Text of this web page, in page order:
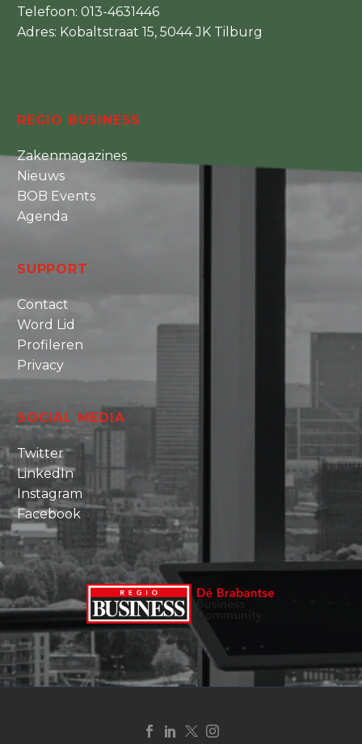
Telefoon: 013-4631446
Adres: Kobaltstraat 15, 5044 JK Tilburg
REGIO BUSINESS
Zakenmagazines
Nieuws
BOB Events
Agenda
SUPPORT
Contact
Word Lid
Profileren
Privacy
SOCIAL MEDIA
Twitter
LinkedIn
Instagram
Facebook